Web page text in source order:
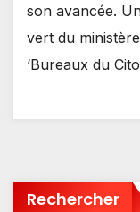
son avancée.
vert du
‘Bureaux du
Rechercher